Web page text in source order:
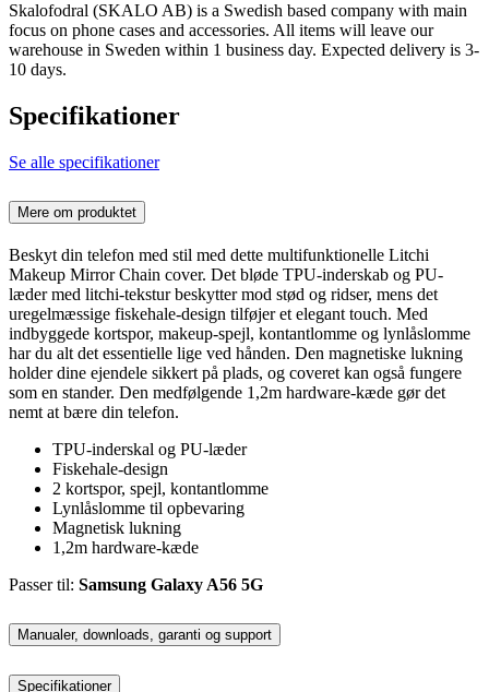
Skalofodral (SKALO AB) is a Swedish based company with main
focus on phone cases and accessories. All items will leave our
warehouse in Sweden within 1 business day. Expected delivery is 3-
10 days.
Specifikationer
Se alle specifikationer
Mere om produktet
Beskyt din telefon med stil med dette multifunktionelle Litchi
Makeup Mirror Chain cover. Det bløde TPU-inderskab og PU-
læder med litchi-tekstur beskytter mod stød og ridser, mens det
uregelmæssige fiskehale-design tilføjer et elegant touch. Med
indbyggede kortspor, makeup-spejl, kontantlomme og lynlåslomme
har du alt det essentielle lige ved hånden. Den magnetiske lukning
holder dine ejendele sikkert på plads, og coveret kan også fungere
som en stander. Den medfølgende 1,2m hardware-kæde gør det
nemt at bære din telefon.
TPU-inderskal og PU-læder
Fiskehale-design
2 kortspor, spejl, kontantlomme
Lynlåslomme til opbevaring
Magnetisk lukning
1,2m hardware-kæde
Passer til: Samsung Galaxy A56 5G
Manualer, downloads, garanti og support
Specifikationer